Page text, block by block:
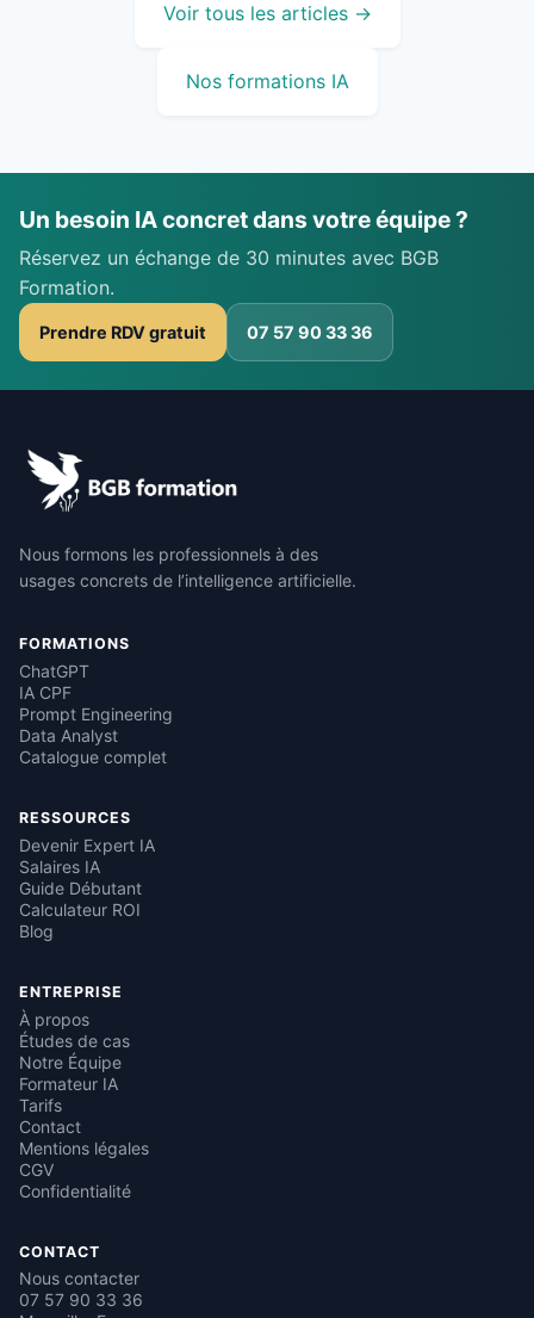
Voir tous les articles →
Nos formations IA
Un besoin IA concret dans votre équipe ?
Réservez un échange de 30 minutes avec BGB
Formation.
Prendre RDV gratuit 07 57 90 33 36
Nous formons les professionnels à des
usages concrets de l’intelligence artificielle.
FORMATIONS
ChatGPT
IA CPF
Prompt Engineering
Data Analyst
Catalogue complet
RESSOURCES
Devenir Expert IA
Salaires IA
Guide Débutant
Calculateur ROI
Blog
ENTREPRISE
À propos
Études de cas
Notre Équipe
Formateur IA
Tarifs
Contact
Mentions légales
CGV
Confidentialité
CONTACT
Nous contacter
07 57 90 33 36